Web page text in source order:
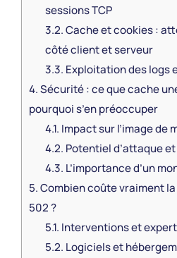
sessions TCP
3.2.Cache et cookies :
côté client et serveur
3.3. Exploitation des logs
4.Sécurité : ce que cache
pourquoi s’en préoccuper
4.1. Impact sur l’image de
4.2. Potentiel d’attaque
4.3. L’importance d’un
5.Combien coûte vraiment
502 ?
5.1. Interventions et
5.2. Logiciels et